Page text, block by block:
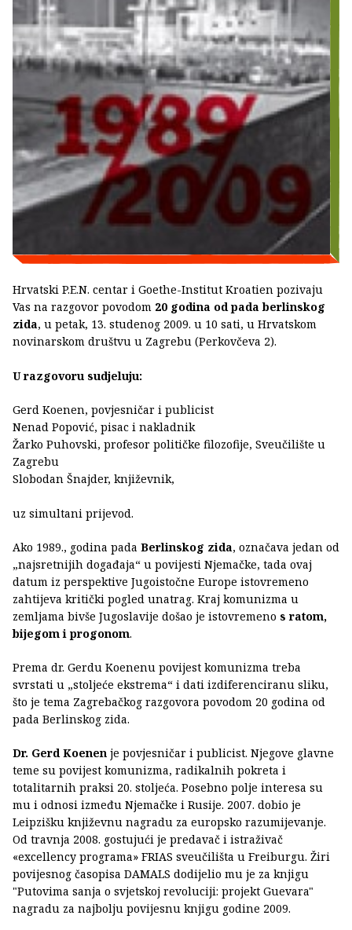
Hrvatski P.E.N. centar i Goethe-Institut Kroatien pozivaju
Vas na razgovor povodom 20 godina od pada berlinskog
zida, u petak, 13. studenog 2009. u 10 sati, u Hrvatskom
novinarskom društvu u Zagrebu (Perkovčeva 2).
U razgovoru sudjeluju:
Gerd Koenen, povjesničar i publicist
Nenad Popović, pisac i nakladnik
Žarko Puhovski, profesor političke filozofije, Sveučilište u
Zagrebu
Slobodan Šnajder, književnik,
uz simultani prijevod.
Ako 1989., godina pada Berlinskog zida, označava jedan od
„najsretnijih događaja“ u povijesti Njemačke, tada ovaj
datum iz perspektive Jugoistočne Europe istovremeno
zahtijeva kritički pogled unatrag. Kraj komunizma u
zemljama bivše Jugoslavije došao je istovremeno s ratom,
bijegom i progonom.
Prema dr. Gerdu Koenenu povijest komunizma treba
svrstati u „stoljeće ekstrema“ i dati izdiferenciranu sliku,
što je tema Zagrebačkog razgovora povodom 20 godina od
pada Berlinskog zida.
Dr. Gerd Koenen je povjesničar i publicist. Njegove glavne
teme su povijest komunizma, radikalnih pokreta i
totalitarnih praksi 20. stoljeća. Posebno polje interesa su
mu i odnosi između Njemačke i Rusije. 2007. dobio je
Leipzišku književnu nagradu za europsko razumijevanje.
Od travnja 2008. gostujući je predavač i istraživač
«excellency programa» FRIAS sveučilišta u Freiburgu. Žiri
povijesnog časopisa DAMALS dodijelio mu je za knjigu
"Putovima sanja o svjetskoj revoluciji: projekt Guevara"
nagradu za najbolju povijesnu knjigu godine 2009.